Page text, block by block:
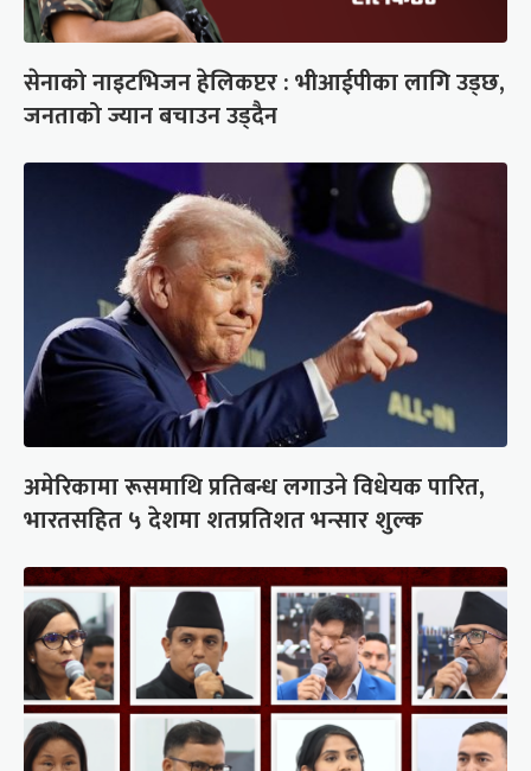
सेनाको नाइटभिजन हेलिकप्टर : भीआईपीका लागि उड्छ,
जनताको ज्यान बचाउन उड्दैन
अमेरिकामा रूसमाथि प्रतिबन्ध लगाउने विधेयक पारित,
भारतसहित ५ देशमा शतप्रतिशत भन्सार शुल्क